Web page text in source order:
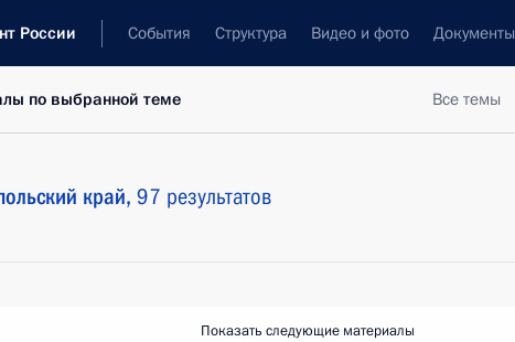
России События Структура Видео и фото Документы
Все темы
по выбранной теме
край, 97 результатов
Показать следующие материалы